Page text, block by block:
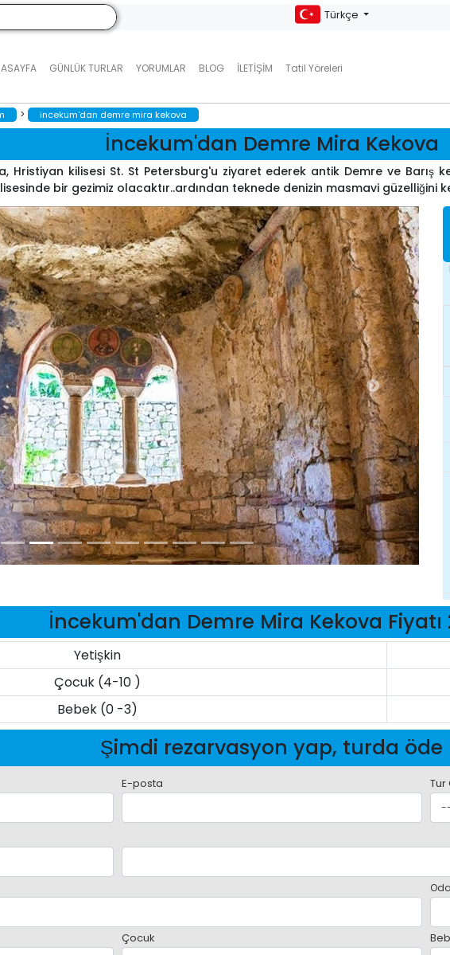
GÜNLÜK TURLAR YORUMLAR BLOG İLETIŞIM Tatil Yöreleri
Türkçe
> i̇ncekum'dan demre mira kekova
İncekum'dan Demre Mira Kekova
Hristiyan kilisesi St. St Petersburg'u ziyaret ederek antik Demre ve Barış
bir gezimiz olacaktır..ardından teknede denizin masmavi güzelliğini
İncekum'dan Demre Mira Kekova Fiyatı
Yetişkin
Çocuk (4-10 )
Bebek (0 -3)
Şimdi rezarvasyon yap, turda öde
E-posta Tur
Çocuk